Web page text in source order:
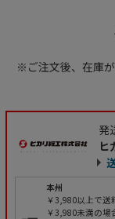
※ご注文後、在庫
発
ヒ
本州
￥3,980以上で送
￥3,980未満の場